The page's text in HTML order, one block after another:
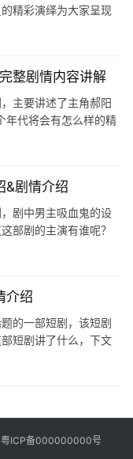
精彩演绎为大家呈现
整剧情内容讲解
主要讲述了主角郝阳
年代将会有怎么样的精
&剧情介绍
剧中男主吸血鬼的设
部剧的主演有谁呢？
介绍
的一部短剧，该短剧
短剧讲了什么，下文
粤ICP备000000000号